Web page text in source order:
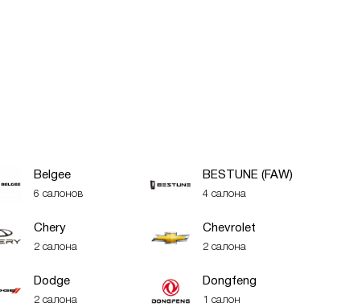
Belgee
6 салонов
BESTUNE (FAW)
4 салона
Chery
2 салона
Chevrolet
2 салона
Dodge
2 салона
Dongfeng
1 салон